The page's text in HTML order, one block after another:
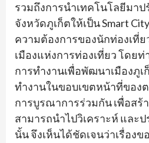
รวมถึงการนำเทคโนโลยีมา
จังหวัดภูเก็ตให้เป็น Smart
ความต้องการของนักท่องเที่
เมืองแห่งการท่องเที่ยว โดย
การทำงานเพื่อพัฒนาเมืองภู
ทำงานในขอบเขตหน้าที่ของ
การบูรณาการร่วมกัน เพื่อสร้
สามารถนำไปวิเคราะห์ และ
นั้น จึงเห็นได้ชัดเจนว่าเรื่องข